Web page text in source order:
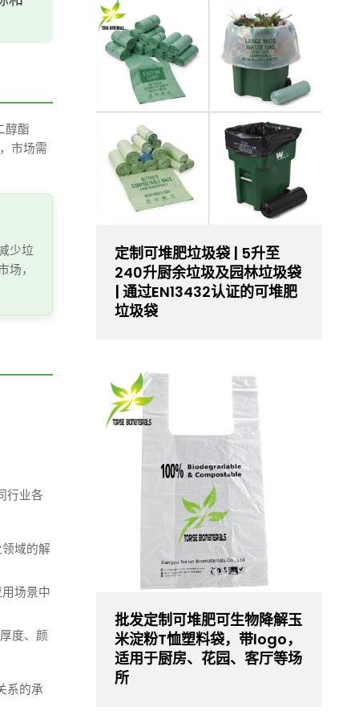
醇酯
市场需
少垃
，
行业各
域的解
场景中
度、颜
系的承
定制可堆肥垃圾袋 | 5升至
240升厨余垃圾及园林垃圾袋
| 通过EN13432认证的可堆肥
垃圾袋
批发定制可堆肥可生物降解玉
米淀粉T恤塑料袋，带logo，
适用于厨房、花园、客厅等场
所